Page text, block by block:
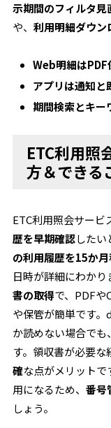
示期間のフィルタ見
や、利用明細ダウン
Web明細は
アプリは通知と
期間検索とキー
ETC利用照
方＆できる
ETC利用照会サー
歴を早期確認した
の利用履歴を15か
日時が詳細にわか
書の取得で、PDFや
や保管が簡単です
か読めない場合でも、
す。領収書が必要な
確な点がメリット
用になるため、番号
しょう。